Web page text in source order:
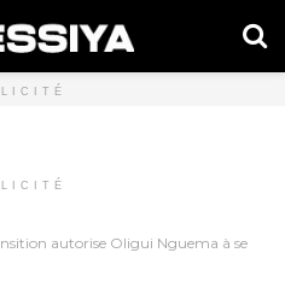
autorise Oligui Nguema à se